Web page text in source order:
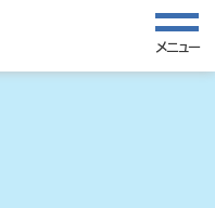
メニュー